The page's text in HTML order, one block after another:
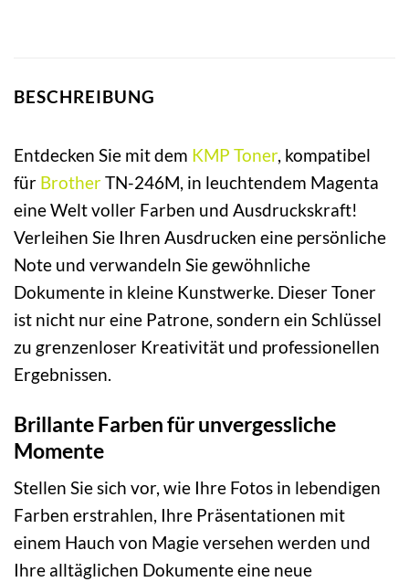
BESCHREIBUNG
Entdecken Sie mit dem KMP Toner, kompatibel
für BrotherTN-246M, in leuchtendem Magenta
eine Welt voller Farben und Ausdruckskraft!
Verleihen Sie Ihren Ausdrucken eine persönliche
Note und verwandeln Sie gewöhnliche
Dokumente in kleine Kunstwerke. Dieser Toner
ist nicht nur eine Patrone, sondern ein Schlüssel
zu grenzenloser Kreativität und professionellen
Ergebnissen.
Brillante Farben für unvergessliche
Momente
Stellen Sie sich vor, wie Ihre Fotos in lebendigen
Farben erstrahlen, Ihre Präsentationen mit
einem Hauch von Magie versehen werden und
Ihre alltäglichen Dokumente eine neue